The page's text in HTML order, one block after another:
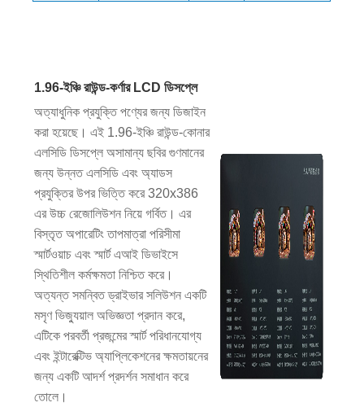
1.96-ইঞ্চি রাউন্ড-কর্ণার LCD ডিসপ্লে
অত্যাধুনিক প্রযুক্তি পণ্যের জন্য ডিজাইন
করা হয়েছে। এই 1.96-ইঞ্চি রাউন্ড-কোনার
এলসিডি ডিসপ্লে অসামান্য ছবির গুণমানের
জন্য উন্নত এলসিডি এবং অ্যাডস
প্রযুক্তির উপর ভিত্তি করে 320x386
এর উচ্চ রেজোলিউশন নিয়ে গর্বিত। এর
বিস্তৃত অপারেটিং তাপমাত্রা পরিসীমা
স্মার্টওয়াচ এবং স্মার্ট এআই ডিভাইসে
স্থিতিশীল কর্মক্ষমতা নিশ্চিত করে।
অত্যন্ত সমন্বিত ড্রাইভার সলিউশন একটি
মসৃণ ভিজ্যুয়াল অভিজ্ঞতা প্রদান করে,
এটিকে পরবর্তী প্রজন্মের স্মার্ট পরিধানযোগ্য
এবং ইন্টারেক্টিভ অ্যাপ্লিকেশনের ক্ষমতায়নের
জন্য একটি আদর্শ প্রদর্শন সমাধান করে
তোলে।